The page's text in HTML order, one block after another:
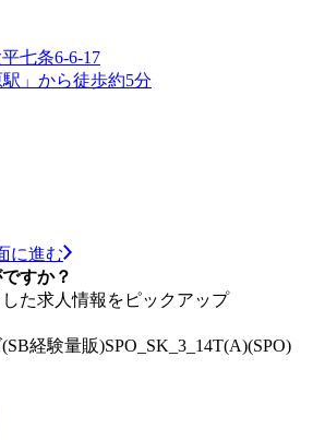
七条6-6-17
」から徒歩約5分
に進む
すか？
た求人情報をピックアップ
経験量販)SPO_SK_3_14T(A)(SPO)